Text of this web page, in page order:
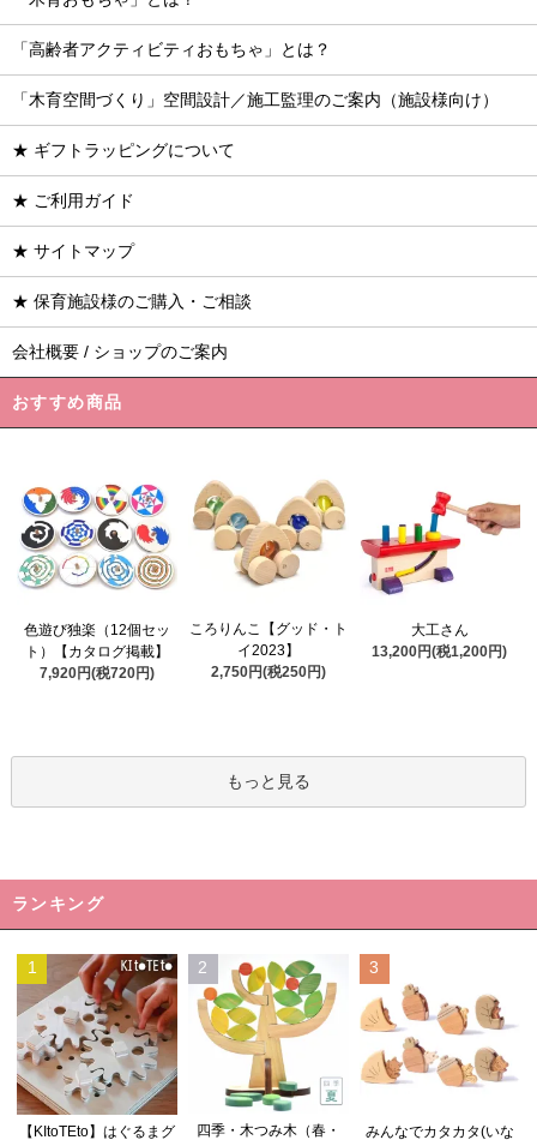
「高齢者アクティビティおもちゃ」とは？
「木育空間づくり」空間設計／施工監理のご案内（施設様向け）
★ ギフトラッピングについて
★ ご利用ガイド
★ サイトマップ
★ 保育施設様のご購入・ご相談
会社概要 / ショップのご案内
おすすめ商品
色遊び独楽（12個セッ
ト）【カタログ掲載】
7,920円(税720円)
ころりんこ【グッド・ト
イ2023】
2,750円(税250円)
大工さん
13,200円(税1,200円)
もっと見る
ランキング
1
【KItoTEto】はぐるまグ
2
四季・木つみ木（春・
3
みんなでカタカタ(いな